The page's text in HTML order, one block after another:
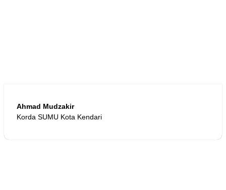
Ahmad Mudzakir
Korda SUMU Kota Kendari